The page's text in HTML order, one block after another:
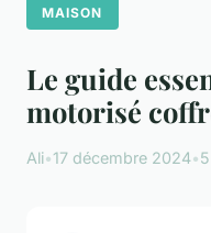
MAISON
Le guide
motorisé
Ali•17 décembre 2024•